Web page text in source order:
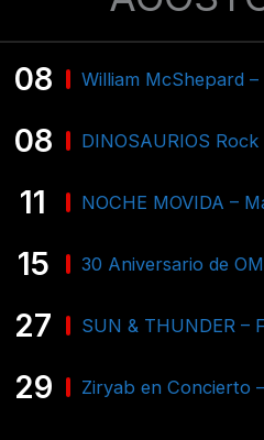
08 William McShepard
08 DINOSAURIOS
11 NOCHE MOVIDA –
15 30 Aniversario de
27 SUN & THUNDER –
29 Ziryab en Concierto